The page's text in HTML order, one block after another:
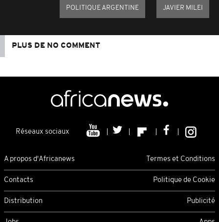
POLITIQUE ARGENTINE JAVIER MILEI
PLUS DE NO COMMENT
Réseaux sociaux
A propos d'Africanews Termes et Conditions
Contacts Politique de Cookie
Distribution Publicité